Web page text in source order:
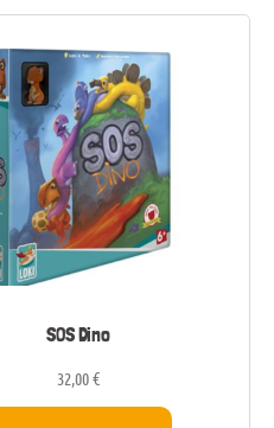
SOS Dino
32,00€